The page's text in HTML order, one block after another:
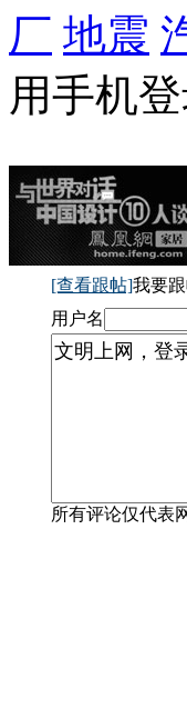
厂 地震
用手机
[查看跟帖]我要
用户名
所有评论仅代表